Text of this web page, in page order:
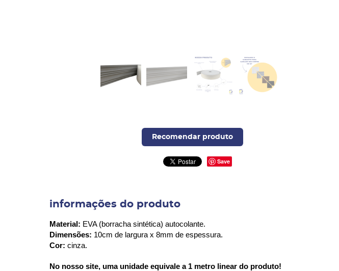
Recomendar produto
Save
informações do produto
Material: EVA (borracha sintética) autocolante.
Dimensões: 10cm de largura x 8mm de espessura.
Cor: cinza.
No nosso site, uma unidade equivale a 1 metro linear do produto!